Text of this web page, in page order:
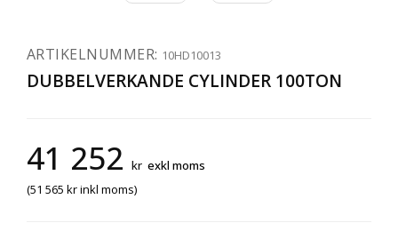
ARTIKELNUMMER: 10HD10013
DUBBELVERKANDE CYLINDER 100TON
41 252 kr exkl moms
(51 565 krinkl moms)